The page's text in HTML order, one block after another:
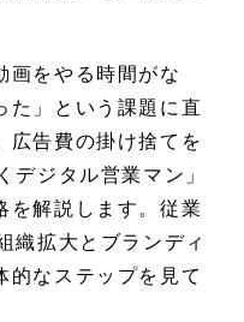
いですか？
内製化が失敗し
か？
効果（ROI）
べきですか？
画をやる時間がな
た」という課題に直
広告費の掛け捨てを
デジタル営業マン」
を解説します。従業
織拡大とブランディ
的なステップを見て